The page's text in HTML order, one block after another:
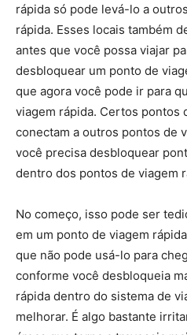
rápida só pode levá-lo a
rápida. Esses locais também
antes que você possa viajar
desbloquear um ponto de
que agora você pode ir para
viagem rápida. Certos pontos
conectam a outros pontos de
você precisa desbloquear
dentro dos pontos de viagem
No começo, isso pode ser
em um ponto de viagem
que não pode usá-lo para
conforme você desbloqueia
rápida dentro do sistema de
melhorar. É algo bastante